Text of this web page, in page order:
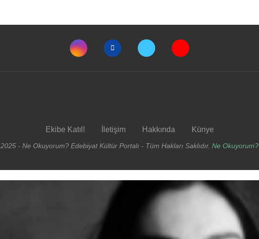
Ekibe Katıl! İletişim Hakkında Künye
2025 - Ne Okuyorum? Edebiyat Kültür Portalı - Tüm Hakları Saklıdır. Ne Okuyorum?